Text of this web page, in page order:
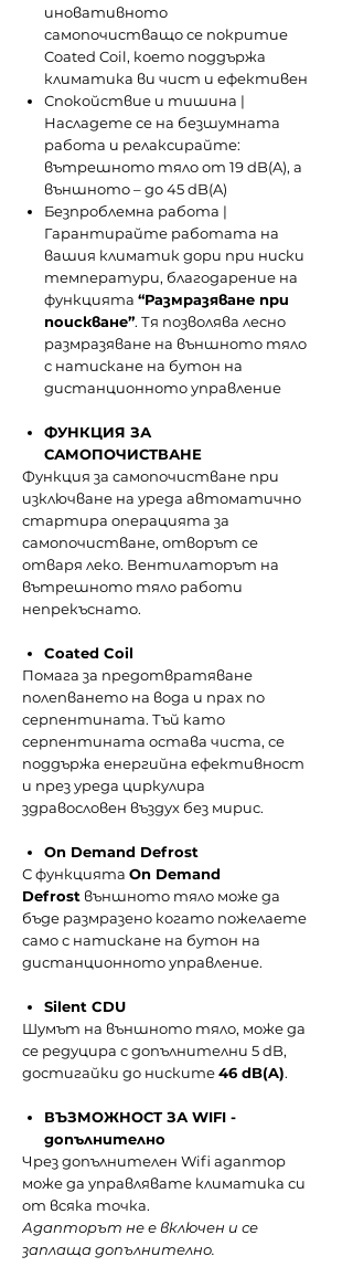
иновативното
самопочистващо се покритие
Coated Coil, което поддържа
климатика ви чист и ефективен
Спокойствие и тишина |
Насладете се на безшумната
работа и релаксирайте:
вътрешното тяло от 19 dB(A), а
външното – до 45 dB(A)
Безпроблемна работа |
Гарантирайте работата на
вашия климатик дори при ниски
температури, благодарение на
функцията “Размразяване при
поискване”. Тя позволява лесно
размразяване на външното тяло
с натискане на бутон на
дистанционното управление
ФУНКЦИЯ ЗА
САМОПОЧИСТВАНЕ
Функция за самопочистване при
изключване на уреда автоматично
стартира операцията за
самопочистване, отворът се
отваря леко. Вентилаторът на
вътрешното тяло работи
непрекъснато.
Coated Coil
Помага за предотвратяване
полепването на вода и прах по
серпентината. Тъй като
серпентината остава чиста, се
поддържа енергийна ефективност
и през уреда циркулира
здравословен въздух без мирис.
On Demand Defrost
С функцията On Demand
Defrost външното тяло може да
бъде размразено когато пожелаете
само с натискане на бутон на
дистанционното управление.
Silent CDU
Шумът на външното тяло, може да
се редуцира с допълнителни 5 dB,
достигайки до ниските46 dB(A).
ВЪЗМОЖНОСТ ЗА WIFI -
допълнително
Чрез допълнителен Wifi адаптор
може да управлявате климатика си
от всяка точка.
Адапторът не е включен и се
заплаща допълнително.